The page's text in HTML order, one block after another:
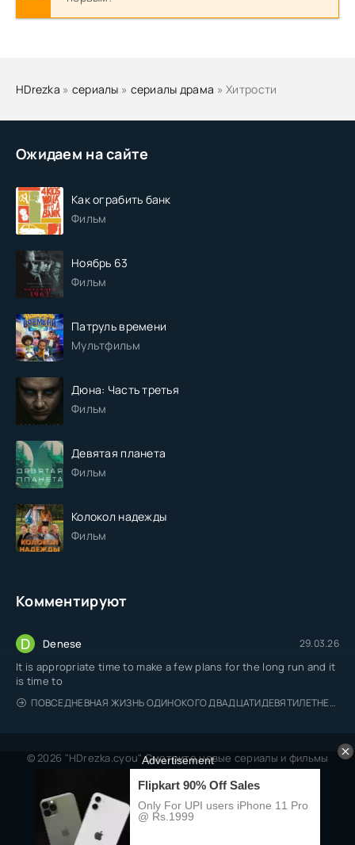
Ожидаем на сайте
Как ограбить банк
Фильм
Ноябрь 63
Фильм
Патруль времени
Мультфильм
Дюна: Часть третья
Фильм
Девятая планета
Фильм
Колокол надежды
Фильм
Комментируют
D Denese 29.03.26
It is appropriate time to make a few plans for the long run and it
is time to
ПОВСЕДНЕВНАЯ ЖИЗНЬ ОДИНОКОГО ДВАДЦАТИДЕВЯТИЛЕТНЕГО АВАНТЮРИСТА
HDrezka » сериалы » сериалы драма » Хитрости
© 2026 "HDrezka.cyou" Смотрите новые сериалы и фильмы
Все права защищены, берегитесь пиратов.
Правообладателям